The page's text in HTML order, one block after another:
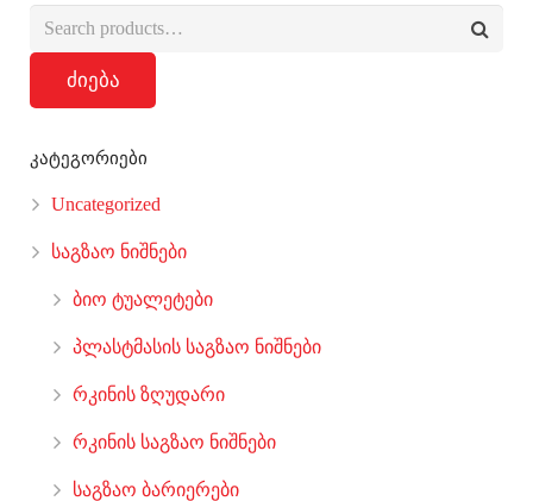
ძიება
კატეგორიები
Uncategorized
საგზაო ნიშნები
ბიო ტუალეტები
პლასტმასის საგზაო ნიშნები
რკინის ზღუდარი
რკინის საგზაო ნიშნები
საგზაო ბარიერები